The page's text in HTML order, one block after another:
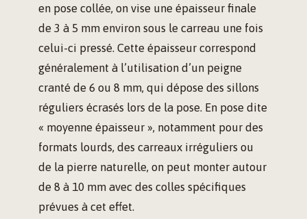
en pose collée, on vise une épaisseur finale
de 3 à 5 mm environ sous le carreau une fois
celui-ci pressé. Cette épaisseur correspond
généralement à l’utilisation d’un peigne
cranté de 6 ou 8 mm, qui dépose des sillons
réguliers écrasés lors de la pose. En pose dite
« moyenne épaisseur », notamment pour des
formats lourds, des carreaux irréguliers ou
de la pierre naturelle, on peut monter autour
de 8 à 10 mm avec des colles spécifiques
prévues à cet effet.